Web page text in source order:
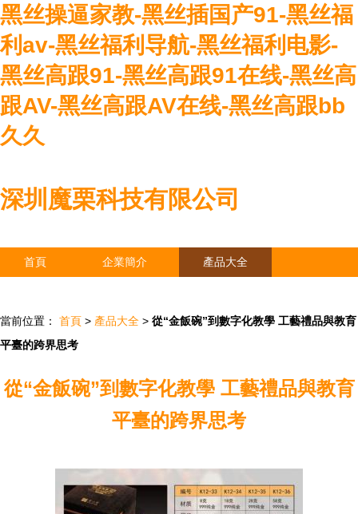
黑丝操逼家教-黑丝插国产91-黑丝福
利av-黑丝福利导航-黑丝福利电影-
黑丝高跟91-黑丝高跟91在线-黑丝高
跟AV-黑丝高跟AV在线-黑丝高跟bb
久久
深圳魔栗科技有限公司
首頁 企業簡介 產品大全
當前位置： 首頁 > 產品大全 > 從“金飯碗”到數字化教學 工藝禮品與教育
平臺的跨界思考
從“金飯碗”到數字化教學 工藝禮品與教育
平臺的跨界思考